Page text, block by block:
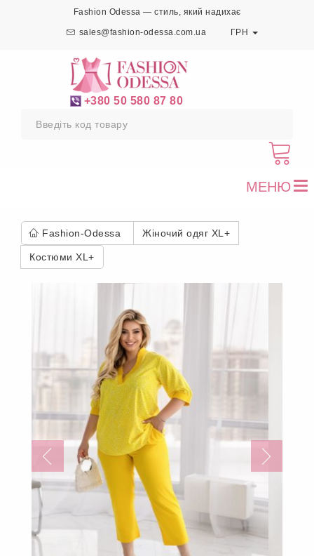
Fashion Odessa — стиль, який надихає
sales@fashion-odessa.com.ua ГРН
+380 50 580 87 80
МЕНЮ
Fashion-Odessa Жіночий одяг XL+
Костюми XL+